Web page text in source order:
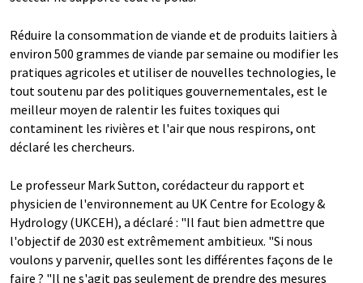
Réduire la consommation de viande et de produits laitiers à
environ 500 grammes de viande par semaine ou modifier les
pratiques agricoles et utiliser de nouvelles technologies, le
tout soutenu par des politiques gouvernementales, est le
meilleur moyen de ralentir les fuites toxiques qui
contaminent les rivières et l'air que nous respirons, ont
déclaré les chercheurs.
Le professeur Mark Sutton, corédacteur du rapport et
physicien de l'environnement au UK Centre for Ecology &
Hydrology (UKCEH), a déclaré : "Il faut bien admettre que
l'objectif de 2030 est extrêmement ambitieux. "Si nous
voulons y parvenir, quelles sont les différentes façons de le
faire ? "Il ne s'agit pas seulement de prendre des mesures